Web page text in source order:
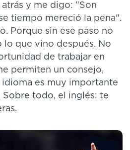
y me digo: "Son
tiempo mereció la pena".
Porque sin ese paso no
lo que vino después. No
de trabajar en
permiten un consejo,
idioma es muy importante
Sobre todo, el inglés: te